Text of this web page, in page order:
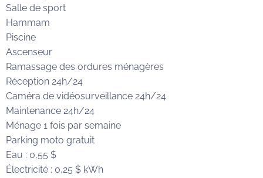
Salle de sport
Hammam
Piscine
Ascenseur
Ramassage des ordures ménagères
Réception 24h/24
Caméra de vidéosurveillance 24h/24
Maintenance 24h/24
Ménage 1 fois par semaine
Parking moto gratuit
Eau : 0,55 $
Électricité : 0,25 $ kWh